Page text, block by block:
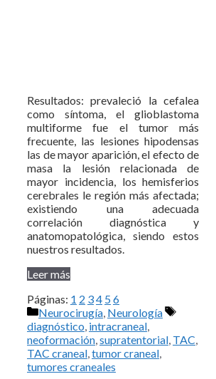
Resultados: prevaleció la cefalea
como síntoma, el glioblastoma
multiforme fue el tumor más
frecuente, las lesiones hipodensas
las de mayor aparición, el efecto de
masa la lesión relacionada de
mayor incidencia, los hemisferios
cerebrales le región más afectada;
existiendo una adecuada
correlación diagnóstica y
anatomopatológica, siendo estos
nuestros resultados.
Leer más
Páginas: 1 2 34 56
Categorías
Neurocirugía Neurología
Etiquetas
diagnóstico intracraneal
neoformación supratentorial TAC
TAC craneal tumor craneal
tumores craneales